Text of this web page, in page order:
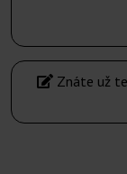
Znáte už